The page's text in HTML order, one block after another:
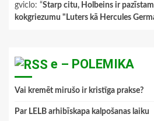
gviclo: “Starp citu, Holbeins ir
kokgriezumu "Luters kā Hercules
e – POLEMIKA
Vai kremēt mirušo ir kristīga prakse?
Par LELB arhibīskapa kalpošanas laiku